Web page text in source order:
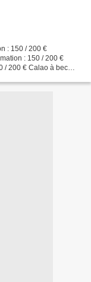
: 150 / 200 €
: 150 / 200 €
/ 200 € Calao à bec